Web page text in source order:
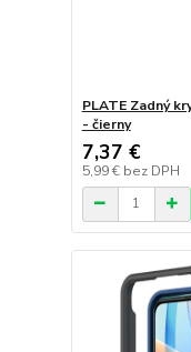
PLATE Zadný
- čierny
7,37 €
5,99 € bez DPH